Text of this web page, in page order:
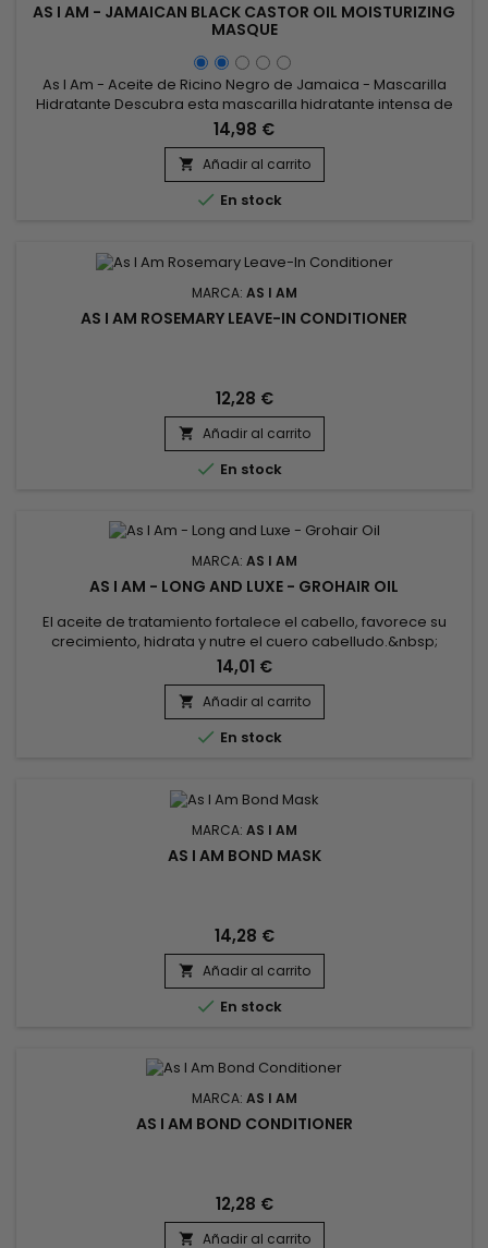
AS I AM - JAMAICAN BLACK CASTOR OIL MOISTURIZING
MASQUE
As I Am - Aceite de Ricino Negro de Jamaica - Mascarilla
Hidratante Descubra esta mascarilla hidratante intensa de
AS I AM que enriquece el cabello deshidratado. Este
tratamiento terapéutico profundo y cremoso está
enriquecido con Vitamina C y E, y Aceite de Ricino Negro de
Jamaica para proporcionar la máxima hidratación. Este
producto capilar...
14,98 €
 Añadir al carrito
 En stock
MARCA: AS I AM
AS I AM ROSEMARY LEAVE-IN CONDITIONER
12,28 €
 Añadir al carrito
 En stock
MARCA: AS I AM
AS I AM - LONG AND LUXE - GROHAIR OIL
El aceite de tratamiento fortalece el cabello, favorece su
crecimiento, hidrata y nutre el cuero cabelludo.&nbsp;
Formulado con aceite de granada, aceite de maracuyá y
aceite de ricino negro de Jamaica.&nbsp; El aceite As I Am
Long and Luxe Granada & Maracuyá Grohair estimula el
crecimiento, hidrata en profundidad el cabello, fortalece y
repara el...
14,01 €
 Añadir al carrito
 En stock
MARCA: AS I AM
AS I AM BOND MASK
14,28 €
 Añadir al carrito
 En stock
MARCA: AS I AM
AS I AM BOND CONDITIONER
12,28 €
 Añadir al carrito